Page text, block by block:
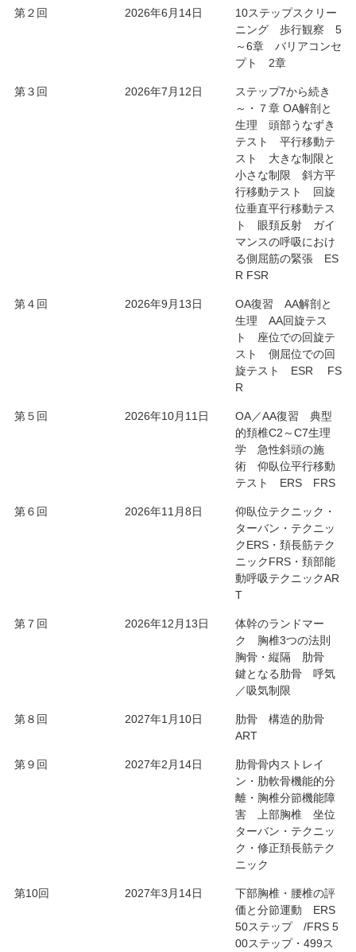
第２回 2026年6月14日
10ステップスクリー
ニング 歩行観察 5
～6章 バリアコンセ
プト 2章
第３回 2026年7月12日
ステップ7から続き
～・７章 OA解剖と
生理 頭部うなずき
テスト 平行移動テ
スト 大きな制限と
小さな制限 斜方平
行移動テスト 回旋
位垂直平行移動テス
ト 眼頚反射 ガイ
マンスの呼吸におけ
る側屈筋の緊張 ES
R FSR
第４回 2026年9月13日
OA復習 AA解剖と
生理 AA回旋テス
ト 座位での回旋テ
スト 側屈位での回
旋テスト ESR FS
R
第５回 2026年10月11日
OA／AA復習 典型
的頚椎C2～C7生理
学 急性斜頭の施
術 仰臥位平行移動
テスト ERS FRS
第６回 2026年11月8日
仰臥位テクニック・
ターバン・テクニッ
クERS・頚長筋テク
ニックFRS・頚部能
動呼吸テクニックAR
T
第７回 2026年12月13日
体幹のランドマー
ク 胸椎3つの法則
胸骨・縦隔 肋骨
鍵となる肋骨 呼気
／吸気制限
第８回 2027年1月10日
肋骨 構造的肋骨
ART
第９回 2027年2月14日
肋骨骨内ストレイ
ン・肋軟骨機能的分
離・胸椎分節機能障
害 上部胸椎 坐位
ターバン・テクニッ
ク・修正頚長筋テク
ニック
第10回 2027年3月14日
下部胸椎・腰椎の評
価と分節運動 ERS
50ステップ /FRS 5
00ステップ・499ス